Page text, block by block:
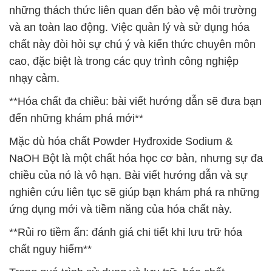
những thách thức liên quan đến bảo vệ môi trường
và an toàn lao động. Việc quản lý và sử dụng hóa
chất này đòi hỏi sự chú ý và kiến thức chuyên môn
cao, đặc biệt là trong các quy trình công nghiệp
nhạy cảm.
**Hóa chất đa chiều: bài viết hướng dẫn sẽ đưa bạn
đến những khám phá mới**
Mặc dù hóa chất Powder Hyđroxide Sodium &
NaOH Bột là một chất hóa học cơ bản, nhưng sự đa
chiều của nó là vô hạn. Bài viết hướng dẫn và sự
nghiên cứu liên tục sẽ giúp bạn khám phá ra những
ứng dụng mới và tiềm năng của hóa chất này.
**Rủi ro tiềm ẩn: đánh giá chi tiết khi lưu trữ hóa
chất nguy hiểm**